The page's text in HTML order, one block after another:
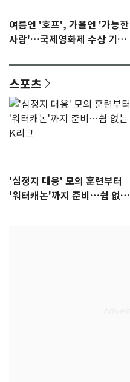
여름엔 '호프', 가을엔 '가능한
사랑'…국제영화제 수상 기대
스포츠
'심정지 대응' 모의 훈련부터
'워터캐논'까지 준비…쉼 없는